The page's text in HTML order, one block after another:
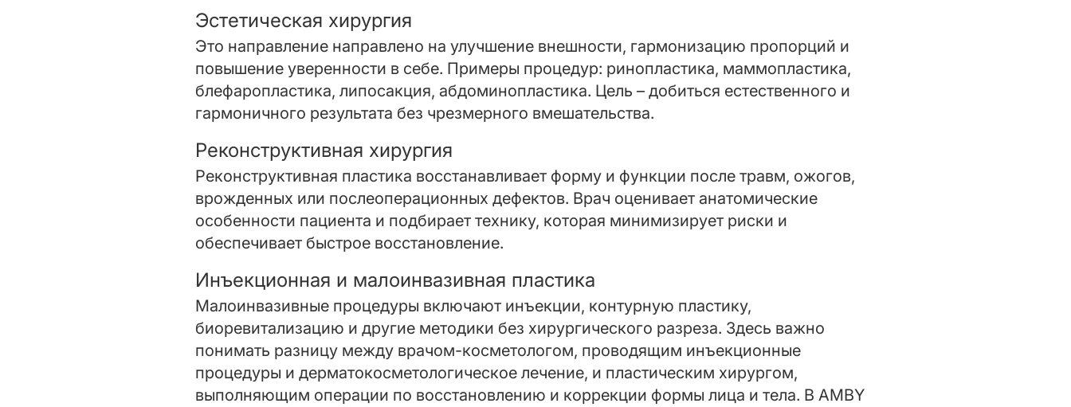
Эстетическая хирургия
Это направление направлено на улучшение внешности, гармонизацию пропорций и
повышение уверенности в себе. Примеры процедур: ринопластика, маммопластика,
блефаропластика, липосакция, абдоминопластика. Цель – добиться естественного и
гармоничного результата без чрезмерного вмешательства.
Реконструктивная хирургия
Реконструктивная пластика восстанавливает форму и функции после травм, ожогов,
врожденных или послеоперационных дефектов. Врач оценивает анатомические
особенности пациента и подбирает технику, которая минимизирует риски и
обеспечивает быстрое восстановление.
Инъекционная и малоинвазивная пластика
Малоинвазивные процедуры включают инъекции, контурную пластику,
биоревитализацию и другие методики без хирургического разреза. Здесь важно
понимать разницу между врачом-косметологом, проводящим инъекционные
процедуры и дерматокосметологическое лечение, и пластическим хирургом,
выполняющим операции по восстановлению и коррекции формы лица и тела. В AMBY